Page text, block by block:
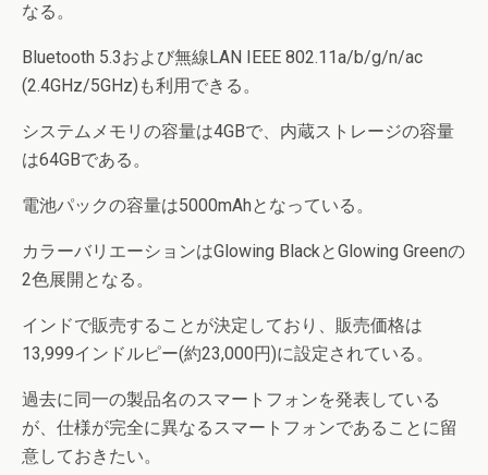
なる。
Bluetooth 5.3および無線LAN IEEE 802.11a/b/g/n/ac
(2.4GHz/5GHz)も利用できる。
システムメモリの容量は4GBで、内蔵ストレージの容量
は64GBである。
電池パックの容量は5000mAhとなっている。
カラーバリエーションはGlowing BlackとGlowing Greenの
2色展開となる。
インドで販売することが決定しており、販売価格は
13,999インドルピー(約23,000円)に設定されている。
過去に同一の製品名のスマートフォンを発表している
が、仕様が完全に異なるスマートフォンであることに留
意しておきたい。